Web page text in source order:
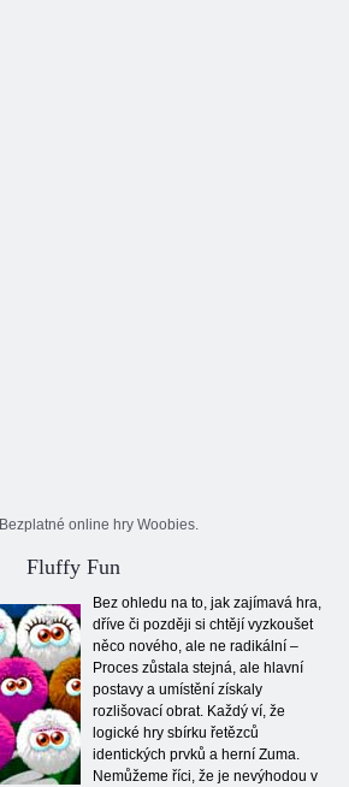
Bezplatné online hry Woobies.
Fluffy Fun
Bez ohledu na to, jak zajímavá hra,
dříve či později si chtějí vyzkoušet
něco nového, ale ne radikální –
Proces zůstala stejná, ale hlavní
postavy a umístění získaly
rozlišovací obrat. Každý ví, že
logické hry sbírku řetězců
identických prvků a herní Zuma.
Nemůžeme říci, že je nevýhodou v